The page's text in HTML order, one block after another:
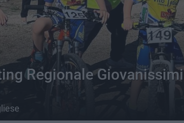
Regionale Giovanissimi